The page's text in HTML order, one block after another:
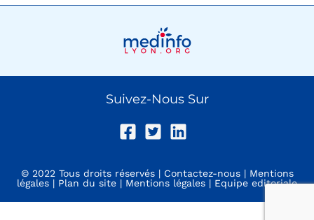
Suivez-Nous Sur
© 2022 Tous droits réservés | Contactez-nous| Mentions
légales | Plan du site | Mentions légales | Equipe editoriale